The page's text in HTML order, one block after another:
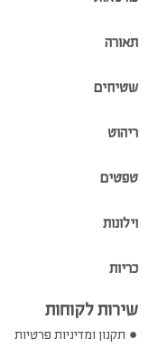
תאורה
שטיחים
ריהוט
טפטים
וילונות
כריות
שירות לקוחות
תקנון ומדיניות פרטיות